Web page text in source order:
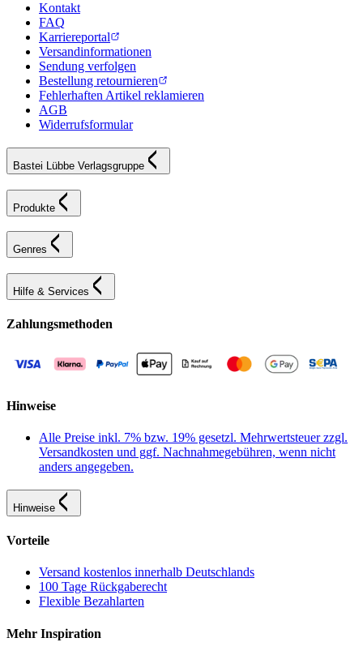
Kontakt
FAQ
Karriereportal
Versandinformationen
Sendung verfolgen
Bestellung retournieren
Fehlerhaften Artikel reklamieren
AGB
Widerrufsformular
Bastei Lübbe Verlagsgruppe
Produkte
Genres
Hilfe & Services
Zahlungsmethoden
Hinweise
Alle Preise inkl. 7% bzw. 19% gesetzl. Mehrwertsteuer zzgl.
Versandkosten und ggf. Nachnahmegebühren, wenn nicht
anders angegeben.
Hinweise
Vorteile
Versand kostenlos innerhalb Deutschlands
100 Tage Rückgaberecht
Flexible Bezahlarten
Mehr Inspiration